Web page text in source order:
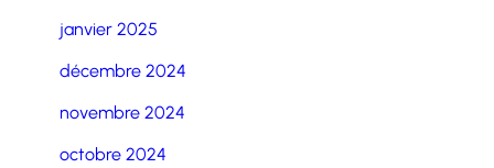
janvier 2025
décembre 2024
novembre 2024
octobre 2024